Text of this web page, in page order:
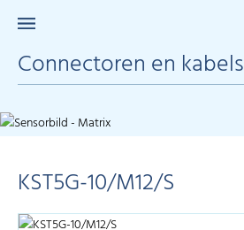
Connectoren en kabels
KST5G-10/M12/S